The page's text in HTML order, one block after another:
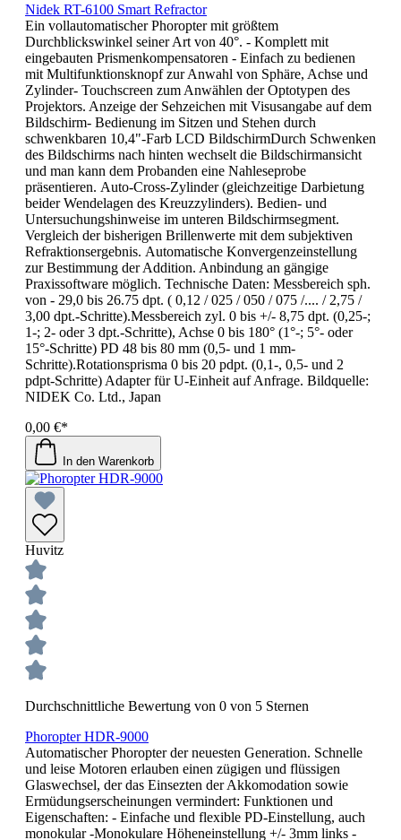
Nidek RT-6100 Smart Refractor
Ein vollautomatischer Phoropter mit größtem
Durchblickswinkel seiner Art von 40°. - Komplett mit
eingebauten Prismenkompensatoren - Einfach zu bedienen
mit Multifunktionsknopf zur Anwahl von Sphäre, Achse und
Zylinder- Touchscreen zum Anwählen der Optotypen des
Projektors. Anzeige der Sehzeichen mit Visusangabe auf dem
Bildschirm- Bedienung im Sitzen und Stehen durch
schwenkbaren 10,4"-Farb LCD BildschirmDurch Schwenken
des Bildschirms nach hinten wechselt die Bildschirmansicht
und man kann dem Probanden eine Nahleseprobe
präsentieren. Auto-Cross-Zylinder (gleichzeitige Darbietung
beider Wendelagen des Kreuzzylinders). Bedien- und
Untersuchungshinweise im unteren Bildschirmsegment.
Vergleich der bisherigen Brillenwerte mit dem subjektiven
Refraktionsergebnis. Automatische Konvergenzeinstellung
zur Bestimmung der Addition. Anbindung an gängige
Praxissoftware möglich. Technische Daten: Messbereich sph.
von - 29,0 bis 26.75 dpt. ( 0,12 / 025 / 050 / 075 /.... / 2,75 /
3,00 dpt.-Schritte).Messbereich zyl. 0 bis +/- 8,75 dpt. (0,25-;
1-; 2- oder 3 dpt.-Schritte), Achse 0 bis 180° (1°-; 5°- oder
15°-Schritte) PD 48 bis 80 mm (0,5- und 1 mm-
Schritte).Rotationsprisma 0 bis 20 pdpt. (0,1-, 0,5- und 2
pdpt-Schritte) Adapter für U-Einheit auf Anfrage. Bildquelle:
NIDEK Co. Ltd., Japan
0,00 €*
In den Warenkorb
Huvitz
Durchschnittliche Bewertung von 0 von 5 Sternen
Phoropter HDR-9000
Automatischer Phoropter der neuesten Generation. Schnelle
und leise Motoren erlauben einen zügigen und flüssigen
Glaswechsel, der das Einsezten der Akkomodation sowie
Ermüdungserscheinungen vermindert: Funktionen und
Eigenschaften: - Einfache und flexible PD-Einstellung, auch
monokular -Monokulare Höheneinstellung +/- 3mm links -